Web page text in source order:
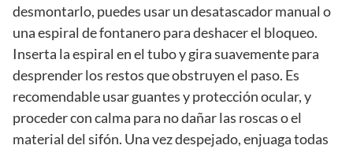
desmontarlo, puedes usar un desatascador manual o
una espiral de fontanero para deshacer el bloqueo.
Inserta la espiral en el tubo y gira suavemente para
desprender los restos que obstruyen el paso. Es
recomendable usar guantes y protección ocular, y
proceder con calma para no dañar las roscas o el
material del sifón. Una vez despejado, enjuaga todas